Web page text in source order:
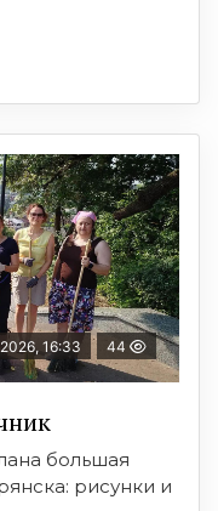
16:33 44
большая
рисунки и